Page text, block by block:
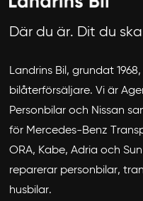
Där du är. Dit du
Landrins Bil, grundat
bilåterförsäljare. Vi är
Personbilar och Nissan
för Mercedes-Benz
ORA, Kabe, Adria och
reparerar personbilar,
husbilar.